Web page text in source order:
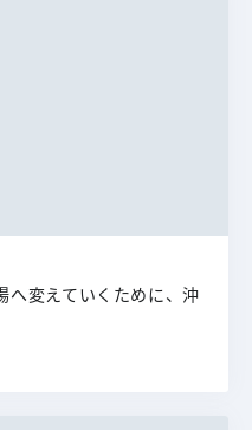
へ変えていくために、沖